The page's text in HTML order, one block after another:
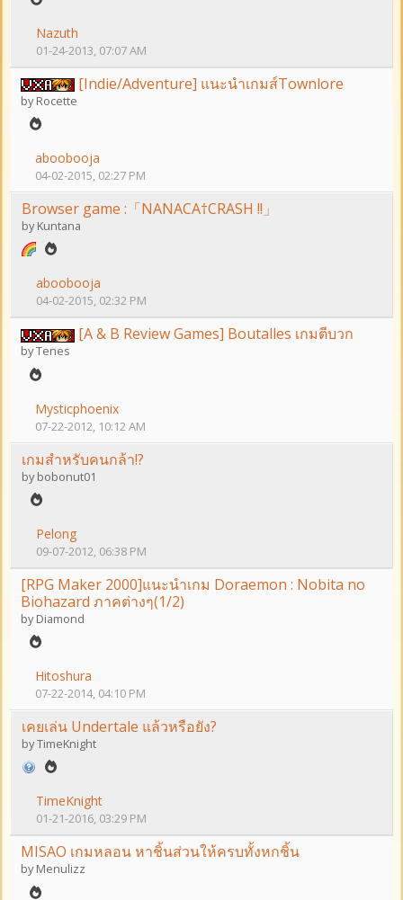
Nazuth
01-24-2013, 07:07 AM
[Indie/Adventure] แนะนำเกมส์Townlore
byRocette
aboobooja
04-02-2015, 02:27 PM
Browser game :「NANACA†CRASH !!」
byKuntana
aboobooja
04-02-2015, 02:32 PM
[A & B Review Games] Boutalles เกมตีบวก
byTenes
Mysticphoenix
07-22-2012, 10:12 AM
เกมสำหรับคนกล้า!?
bybobonut01
Pelong
09-07-2012, 06:38 PM
[RPG Maker 2000]แนะนำเกม Doraemon : Nobita no
Biohazard ภาคต่างๆ(1/2)
byDiamond
Hitoshura
07-22-2014, 04:10 PM
เคยเล่น Undertale แล้วหรือยัง?
byTimeKnight
TimeKnight
01-21-2016, 03:29 PM
MISAO เกมหลอน หาชิ้นส่วนให้ครบทั้งหกชิ้น
byMenulizz